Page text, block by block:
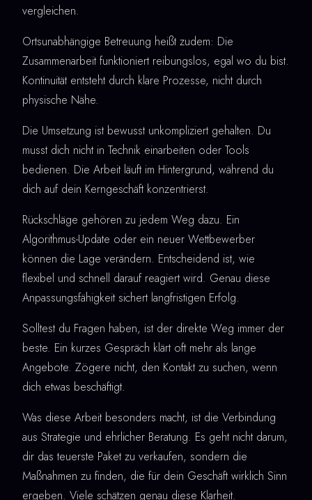
vergleichen.
Ortsunabhängige Betreuung heißt zudem: Die
Zusammenarbeit funktioniert reibungslos, egal wo du bist.
Kontinuität entsteht durch klare Prozesse, nicht durch
physische Nähe.
Die Umsetzung ist bewusst unkompliziert gehalten. Du
musst dich nicht in Technik einarbeiten oder Tools
bedienen. Die Arbeit läuft im Hintergrund, während du
dich auf dein Kerngeschäft konzentrierst.
Rückschläge gehören zu jedem Weg dazu. Ein
Algorithmus-Update oder ein neuer Wettbewerber
können die Lage verändern. Entscheidend ist, wie
flexibel und schnell darauf reagiert wird. Genau diese
Anpassungsfähigkeit sichert langfristigen Erfolg.
Solltest du Fragen haben, ist der direkte Weg immer der
beste. Ein kurzes Gespräch klärt oft mehr als lange
Angebote. Zögere nicht, den Kontakt zu suchen, wenn
dich etwas beschäftigt.
Was diese Arbeit besonders macht, ist die Verbindung
aus Strategie und ehrlicher Beratung. Es geht nicht darum,
dir das teuerste Paket zu verkaufen, sondern die
Maßnahmen zu finden, die für dein Geschäft wirklich Sinn
ergeben. Viele schätzen genau diese Klarheit.